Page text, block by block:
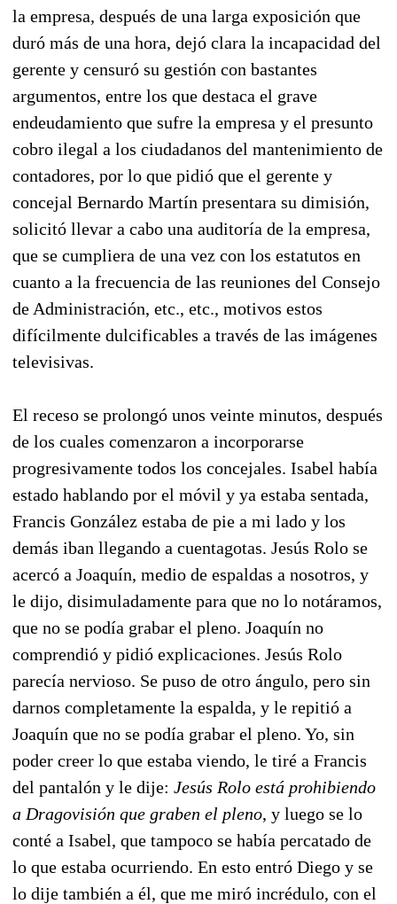
la empresa, después de una larga exposición que
duró más de una hora, dejó clara la incapacidad del
gerente y censuró su gestión con bastantes
argumentos, entre los que destaca el grave
endeudamiento que sufre la empresa y el presunto
cobro ilegal a los ciudadanos del mantenimiento de
contadores, por lo que pidió que el gerente y
concejal Bernardo Martín presentara su dimisión,
solicitó llevar a cabo una auditoría de la empresa,
que se cumpliera de una vez con los estatutos en
cuanto a la frecuencia de las reuniones del Consejo
de Administración, etc., etc., motivos estos
difícilmente dulcificables a través de las imágenes
televisivas.
El receso se prolongó unos veinte minutos, después
de los cuales comenzaron a incorporarse
progresivamente todos los concejales. Isabel había
estado hablando por el móvil y ya estaba sentada,
Francis González estaba de pie a mi lado y los
demás iban llegando a cuentagotas. Jesús Rolo se
acercó a Joaquín, medio de espaldas a nosotros, y
le dijo, disimuladamente para que no lo notáramos,
que no se podía grabar el pleno. Joaquín no
comprendió y pidió explicaciones. Jesús Rolo
parecía nervioso. Se puso de otro ángulo, pero sin
darnos completamente la espalda, y le repitió a
Joaquín que no se podía grabar el pleno. Yo, sin
poder creer lo que estaba viendo, le tiré a Francis
del pantalón y le dije: Jesús Rolo está prohibiendo
a Dragovisión que graben el pleno, y luego se lo
conté a Isabel, que tampoco se había percatado de
lo que estaba ocurriendo. En esto entró Diego y se
lo dije también a él, que me miró incrédulo, con el